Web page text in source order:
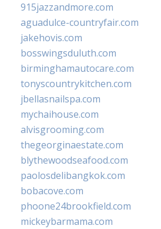
915jazzandmore.com
aguadulce-countryfair.com
jakehovis.com
bosswingsduluth.com
birminghamautocare.com
tonyscountrykitchen.com
jbellasnailspa.com
mychaihouse.com
alvisgrooming.com
thegeorginaestate.com
blythewoodseafood.com
paolosdelibangkok.com
bobacove.com
phoone24brookfield.com
mickeybarmama.com